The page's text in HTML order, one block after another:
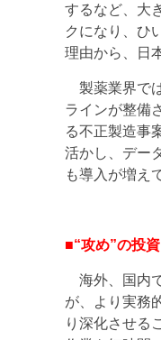
するなど、大
クになり、ひ
理由から、日
製薬業界で
ラインが整備
る不正製造事
活かし、デー
も導入が増え
■“攻め”の投
海外、国内
が、より実務
り深化させる